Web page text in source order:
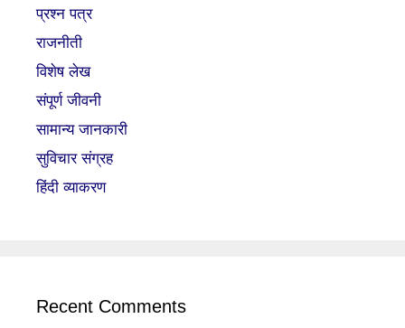
प्रश्न पत्र
राजनीती
विशेष लेख
संपूर्ण जीवनी
सामान्य जानकारी
सुविचार संग्रह
हिंदी व्याकरण
Recent Comments